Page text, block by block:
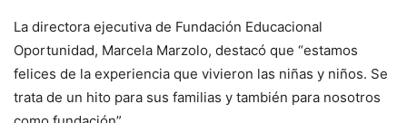
La directora ejecutiva de Fundación Educacional
Oportunidad, Marcela Marzolo, destacó que “estamos
felices de la experiencia que vivieron las niñas y niños. Se
trata de un hito para sus familias y también para nosotros